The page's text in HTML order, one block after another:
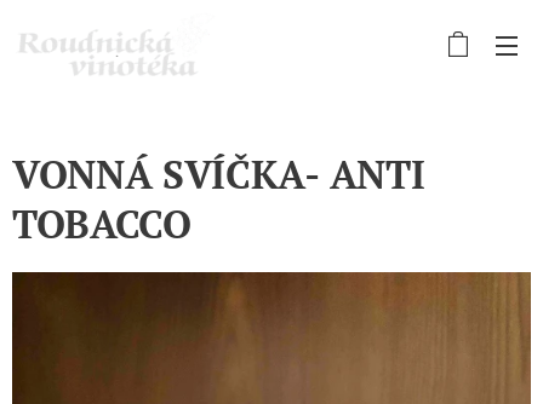
VONNÁ SVÍČKA- ANTI
TOBACCO